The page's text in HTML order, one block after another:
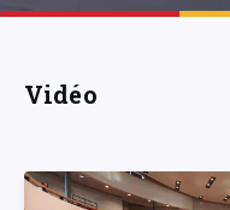
Vidéo